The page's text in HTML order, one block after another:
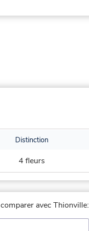
Distinction
4 fleurs
avec Thionville: